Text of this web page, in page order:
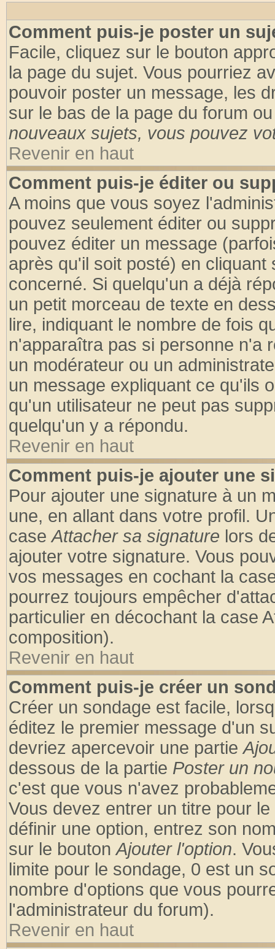
Comment puis-je poster un
Facile, cliquez sur le bouton
la page du sujet. Vous pourriez
pouvoir poster un message, les
sur le bas de la page du forum
nouveaux sujets, vous pouvez
Revenir en haut
Comment puis-je éditer ou
A moins que vous soyez
pouvez seulement éditer ou
pouvez éditer un message
après qu'il soit posté) en
concerné. Si quelqu'un a déjà
un petit morceau de texte en
lire, indiquant le nombre de fois
n'apparaîtra pas si personne n'a
un modérateur ou un
un message expliquant ce qu'ils
qu'un utilisateur ne peut pas
quelqu'un y a répondu.
Revenir en haut
Comment puis-je ajouter une
Pour ajouter une signature à un
une, en allant dans votre profil.
caseAttacher sa signature lors
ajouter votre signature. Vous
vos messages en cochant la
pourrez toujours empêcher
particulier en décochant la case
composition).
Revenir en haut
Comment puis-je créer un
Créer un sondage est facile,
éditez le premier message d'un
devriez apercevoir une partie
dessous de la partie Poster un
c'est que vous n'avez
Vous devez entrer un titre pour
définir une option, entrez son
sur le boutonAjouter l'option.
limite pour le sondage, 0 est un
nombre d'options que vous
l'administrateur du forum).
Revenir en haut